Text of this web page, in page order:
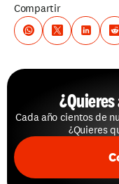
Compartir
Cada año cientos de
¿Quieres